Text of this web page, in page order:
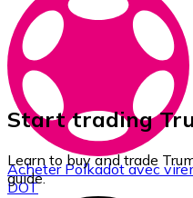
Acheter Polkadotavec
DOT
Start trading
Learn to buy and trade
guide.